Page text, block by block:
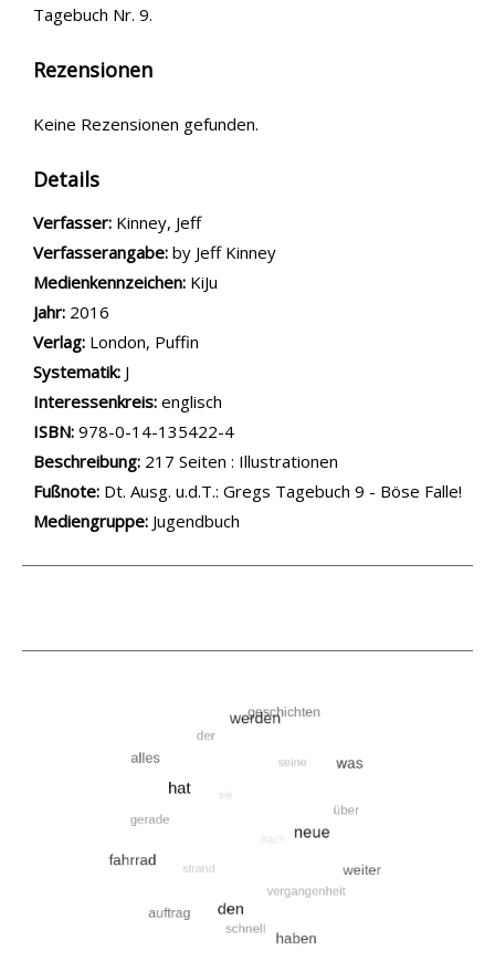
Tagebuch Nr. 9.
Rezensionen
Keine Rezensionen gefunden.
Details
Verfasser: Suche nach diesem Verfasser
Kinney, Jeff
Verfasserangabe: by Jeff Kinney
Medienkennzeichen: KiJu
Jahr: 2016
Verlag: London, Puffin
opens in new tab
Diesen Link in neuem Tab öffnen
Systematik: Suche nach dieser Systematik
J
Interessenkreis: Suche nach diesem Interessenskreis
englisch
ISBN: 978-0-14-135422-4
Beschreibung: 217 Seiten : Illustrationen
Suche nach dieser Beteiligten Person
Fußnote: Dt. Ausg. u.d.T.: Gregs Tagebuch 9 - Böse Falle!
Mediengruppe: Jugendbuch